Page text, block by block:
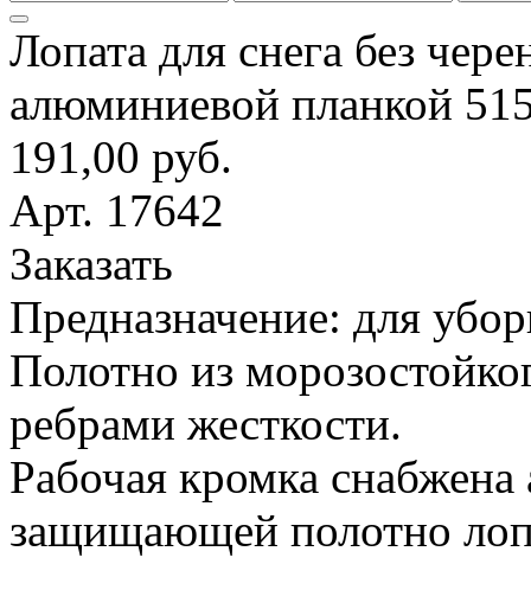
Лопата для снега без
алюминиевой планкой
191,00 руб.
Арт. 17642
Заказать
Предназначение: для
Полотно из
ребрами жесткости.
Рабочая кромка
защищающей полотно